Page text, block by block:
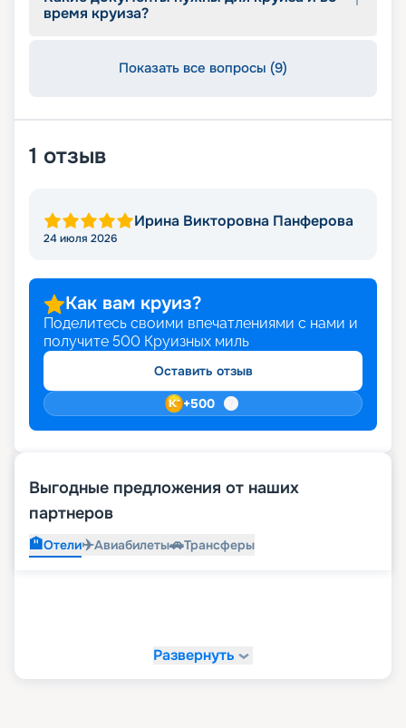
время круиза?
Показать все вопросы (9)
1 отзыв
Ирина Викторовна Панферова
24 июля 2026
Как вам круиз?
Поделитесь своими впечатлениями с нами и
получите 500 Круизных миль
Оставить отзыв
+500
Выгодные предложения от наших
партнеров
🏨Отели✈️Авиабилеты🚗Трансферы
Развернуть